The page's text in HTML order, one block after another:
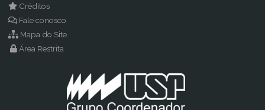
Créditos
Fale conosco
Mapa do Site
Área Restrita